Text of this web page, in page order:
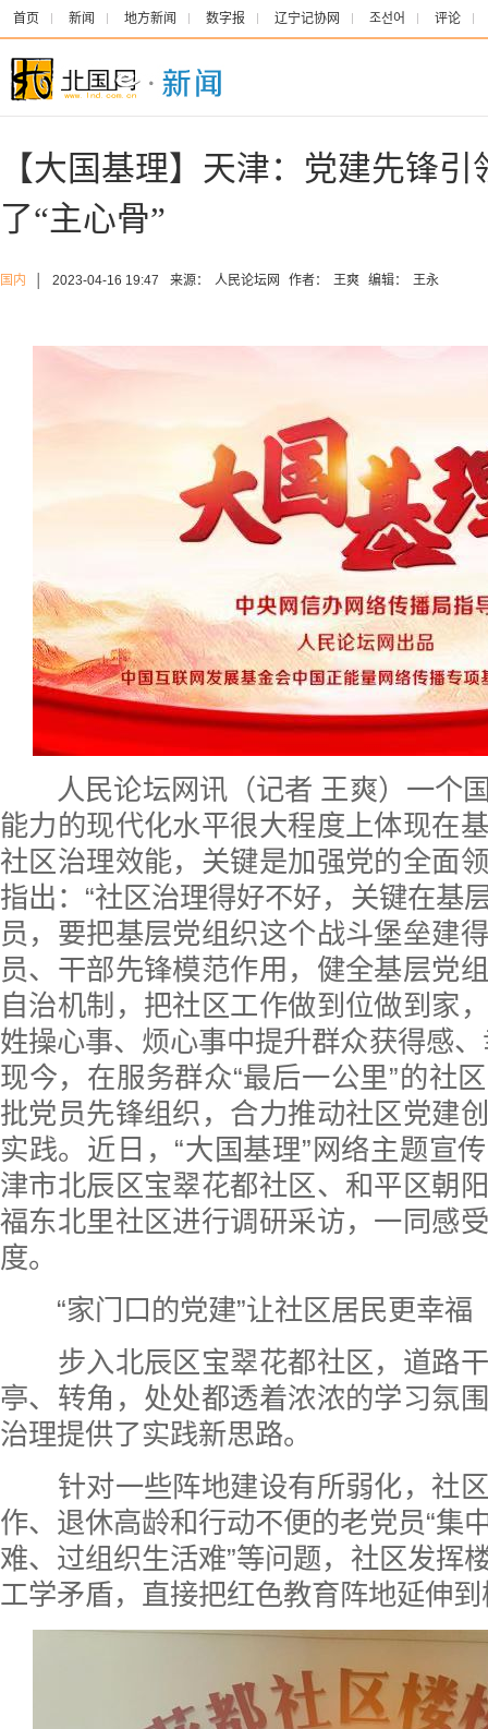
首页 新闻 地方新闻 数字报 辽宁记协网 조선어 评论
【大国基理】天津：党建先锋
了“主心骨”
国内 2023-04-16 19:47 来源： 人民论坛网 作者： 王爽 编辑： 王永
人民论坛网讯（记者 王爽）一个
能力的现代化水平很大程度上体现在
社区治理效能，关键是加强党的全面
指出：“社区治理得好不好，关键在基
员，要把基层党组织这个战斗堡垒建
员、干部先锋模范作用，健全基层党
自治机制，把社区工作做到位做到家
姓操心事、烦心事中提升群众获得感
现今，在服务群众“最后一公里”的社
批党员先锋组织，合力推动社区党建
实践。近日，“大国基理”网络主题宣
津市北辰区宝翠花都社区、和平区朝
福东北里社区进行调研采访，一同感
度。
“家门口的党建”让社区居民更幸福
步入北辰区宝翠花都社区，道路干
亭、转角，处处都透着浓浓的学习氛
治理提供了实践新思路。
针对一些阵地建设有所弱化，社区
作、退休高龄和行动不便的老党员“集
难、过组织生活难”等问题，社区发挥
工学矛盾，直接把红色教育阵地延伸